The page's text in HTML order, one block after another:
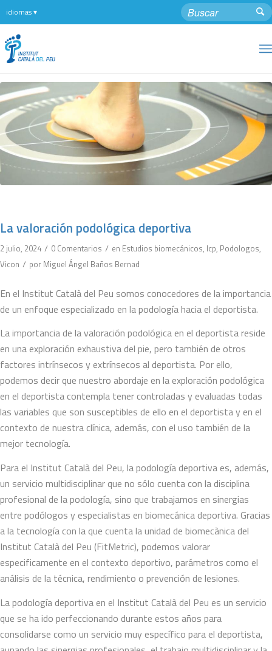
La valoración podológica deportiva
2 julio, 2024 / 0 Comentarios / en Estudios biomecánicos, Icp, Podologos,
Vicon / por Miguel Ángel Baños Bernad
En el Institut Català del Peu somos conocedores de la importancia
de un enfoque especializado en la podología hacia el deportista.
La importancia de la valoración podológica en el deportista reside
en una exploración exhaustiva del pie, pero también de otros
factores intrínsecos y extrínsecos al deportista. Por ello,
podemos decir que nuestro abordaje en la exploración podológica
en el deportista contempla tener controladas y evaluadas todas
las variables que son susceptibles de ello en el deportista y en el
contexto de nuestra clínica, además, con el uso también de la
mejor tecnología.
Para el Institut Català del Peu, la podología deportiva es, además,
un servicio multidisciplinar que no sólo cuenta con la disciplina
profesional de la podología, sino que trabajamos en sinergias
entre podólogos y especialistas en biomecánica deportiva. Gracias
a la tecnología con la que cuenta la unidad de biomecànica del
Institut Català del Peu (FitMetric), podemos valorar
especificamente en el contexto deportivo, parámetros como el
análisis de la técnica, rendimiento o prevención de lesiones.
La podología deportiva en el Institut Català del Peu es un servicio
que se ha ido perfeccionando durante estos años para
consolidarse como un servicio muy específico para el deportista,